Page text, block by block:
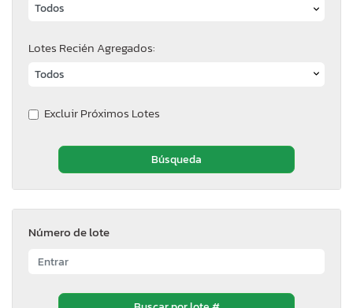
Lotes Recién Agregados:
Excluir Próximos Lotes
Número de lote